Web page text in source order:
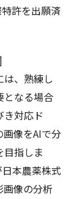
許を出願済
、熟練し
となる場合
き対応ド
像をAIで分
目指しま
本農薬株式
画像の分析